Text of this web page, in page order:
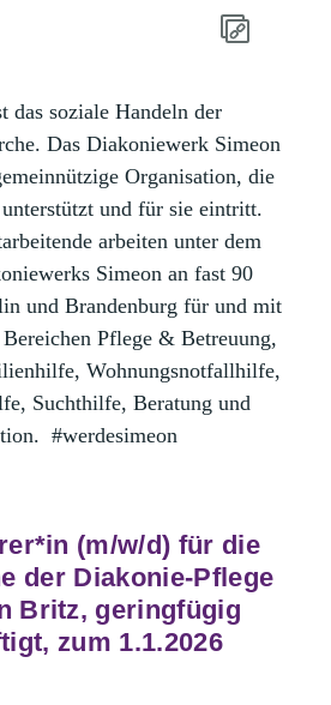
das soziale Handeln der
Das Diakoniewerk Simeon
Organisation, die
und für sie eintritt.
arbeiten unter dem
Simeon an fast 90
und Brandenburg für und mit
Pflege & Betreuung,
Wohnungsnotfallhilfe,
Suchthilfe, Beratung und
#werdesimeon
(m/w/d) für die
der Diakonie-Pflege
Britz, geringfügig
zum 1.1.2026